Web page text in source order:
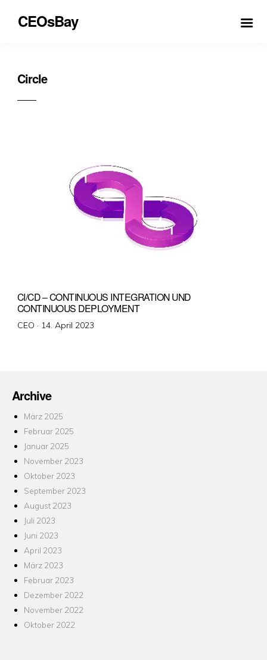
CEOsBay
Circle
CI/CD – CONTINUOUS INTEGRATION UND
CONTINUOUS DEPLOYMENT
CEO · Veröffentlicht
14. April 2023
Archive
März 2025
Februar 2025
Januar 2025
November 2023
Oktober 2023
September 2023
August 2023
Juli 2023
Juni 2023
April 2023
März 2023
Februar 2023
Dezember 2022
November 2022
Oktober 2022